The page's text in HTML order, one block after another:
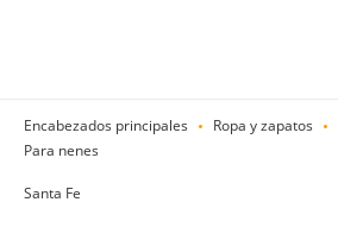
Encabezados principales Ropa y zapatos
Para nenes
Santa Fe